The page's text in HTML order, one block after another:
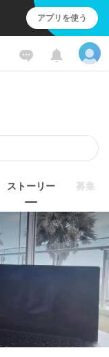
アプリを使う
ストーリー 募集